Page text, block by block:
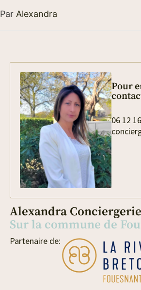
Par Alexandra
Pour
06 12
Alexandra Conciergerie
Sur la commune de
Partenaire de: